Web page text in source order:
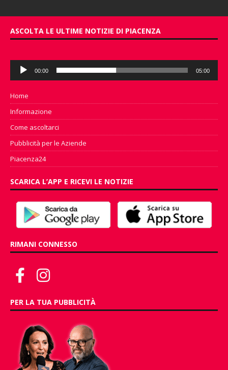
ASCOLTA LE ULTIME NOTIZIE DI PIACENZA
Audio
Player
00:00 05:00
Home
Informazione
Come ascoltarci
Pubblicità per le Aziende
Piacenza24
SCARICA L’APP E RICEVI LE NOTIZIE
RIMANI CONNESSO
PER LA TUA PUBBLICITÀ